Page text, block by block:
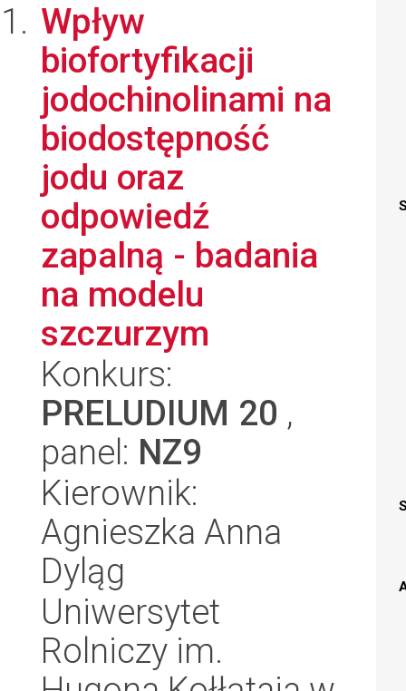
Wpływ
biofortyfikacji
jodochinolinami na
biodostępność
jodu oraz
odpowiedź
zapalną - badania
na modelu
szczurzym
Konkurs:
PRELUDIUM 20 ,
panel: NZ9
Kierownik:
Agnieszka Anna
Dyląg
Uniwersytet
Rolniczy im.